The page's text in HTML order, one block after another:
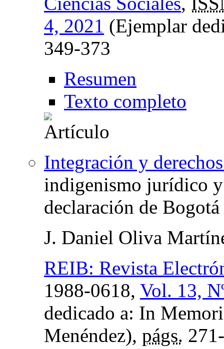
4, 2021 (Ejemplar
349-373
Resumen
Texto completo
Integración y
indigenismo jurídico
declaración de
J. Daniel Oliva
REIB: Revista
1988-0618, Vol. 13,
dedicado a: In
Menéndez), págs.